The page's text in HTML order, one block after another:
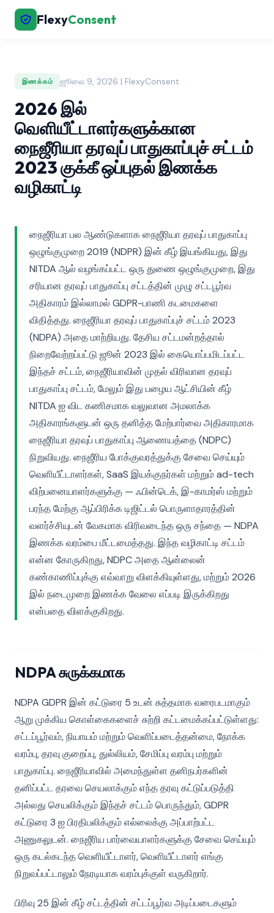
FlexyConsent
இணக்கம் ஜூலை 9, 2026 | FlexyConsent
2026 இல்
வெளியீட்டாளர்களுக்கான
நைஜீரியா தரவுப் பாதுகாப்புச் சட்டம்
2023 குக்கீ ஒப்புதல் இணக்க
வழிகாட்டி
நைஜீரியா பல ஆண்டுகளாக நைஜீரியா தரவுப் பாதுகாப்பு
ஒழுங்குமுறை 2019 (NDPR) இன் கீழ் இயங்கியது, இது
NITDA ஆல் வழங்கப்பட்ட ஒரு துணை ஒழுங்குமுறை, இது
சரியான தரவுப் பாதுகாப்பு சட்டத்தின் முழு சட்டபூர்வ
அதிகாரம் இல்லாமல் GDPR-பாணி கடமைகளை
விதித்தது. நைஜீரியா தரவுப் பாதுகாப்புச் சட்டம் 2023
(NDPA) அதை மாற்றியது. தேசிய சட்டமன்றத்தால்
நிறைவேற்றப்பட்டு ஜூன் 2023 இல் கையொப்பமிடப்பட்ட
இந்தச் சட்டம், நைஜீரியாவின் முதல் விரிவான தரவுப்
பாதுகாப்பு சட்டம், மேலும் இது பழைய ஆட்சியின் கீழ்
NITDA ஐ விட கணிசமாக வலுவான அமலாக்க
அதிகாரங்களுடன் ஒரு தனித்த மேற்பார்வை அதிகாரமாக
நைஜீரியா தரவுப் பாதுகாப்பு ஆணையத்தை (NDPC)
நிறுவியது. நைஜீரிய போக்குவரத்துக்கு சேவை செய்யும்
வெளியீட்டாளர்கள், SaaS இயக்குநர்கள் மற்றும் ad-tech
விற்பனையாளர்களுக்கு — ஃபின்டெக், இ-காமர்ஸ் மற்றும்
பரந்த மேற்கு ஆப்பிரிக்க டிஜிட்டல் பொருளாதாரத்தின்
வளர்ச்சியுடன் வேகமாக விரிவடைந்த ஒரு சந்தை — NDPA
இணக்க வரம்பை மீட்டமைத்தது. இந்த வழிகாட்டி சட்டம்
என்ன கோருகிறது, NDPC அதை ஆன்லைன்
கண்காணிப்புக்கு எவ்வாறு விளக்கியுள்ளது, மற்றும் 2026
இல் நடைமுறை இணக்க வேலை எப்படி இருக்கிறது
என்பதை விளக்குகிறது.
NDPA சுருக்கமாக
NDPA GDPR இன் கட்டுரை 5 உடன் சுத்தமாக வரைபடமாகும்
ஆறு முக்கிய கொள்கைகளைச் சுற்றி கட்டமைக்கப்பட்டுள்ளது:
சட்டப்பூர்வம், நியாயம் மற்றும் வெளிப்படைத்தன்மை, நோக்க
வரம்பு, தரவு குறைப்பு, துல்லியம், சேமிப்பு வரம்பு மற்றும்
பாதுகாப்பு. நைஜீரியாவில் அமைந்துள்ள தனிநபர்களின்
தனிப்பட்ட தரவை செயலாக்கும் எந்த தரவு கட்டுப்படுத்தி
அல்லது செயலிக்கும் இந்தச் சட்டம் பொருந்தும், GDPR
கட்டுரை 3 ஐ பிரதிபலிக்கும் எல்லைக்கு அப்பாற்பட்ட
அணுகலுடன். நைஜீரிய பார்வையாளர்களுக்கு சேவை செய்யும்
ஒரு கடல்கடந்த வெளியீட்டாளர், வெளியீட்டாளர் எங்கு
நிறுவப்பட்டாலும் நேரடியாக வரம்புக்குள் வருகிறார்.
பிரிவு 25 இன் கீழ் சட்டத்தின் சட்டப்பூர்வ அடிப்படைகளும்